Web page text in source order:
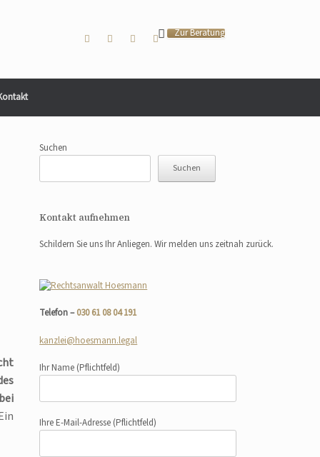
Zur Beratung
Suchen
Suchen
Kontakt aufnehmen
Schildern Sie uns Ihr Anliegen. Wir melden uns zeitnah zurück.
Telefon –030 61 08 04 191
kanzlei@hoesmann.legal
Ihr Name (Pflichtfeld)
Ihre E-Mail-Adresse (Pflichtfeld)